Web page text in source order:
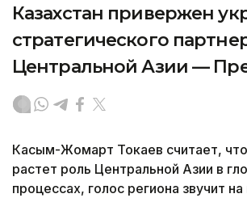
Казахстан привержен
стратегического
Центральной Азии —
Касым-Жомарт Токаев считает,
растет роль Центральной Азии в
процессах, голос региона звучит